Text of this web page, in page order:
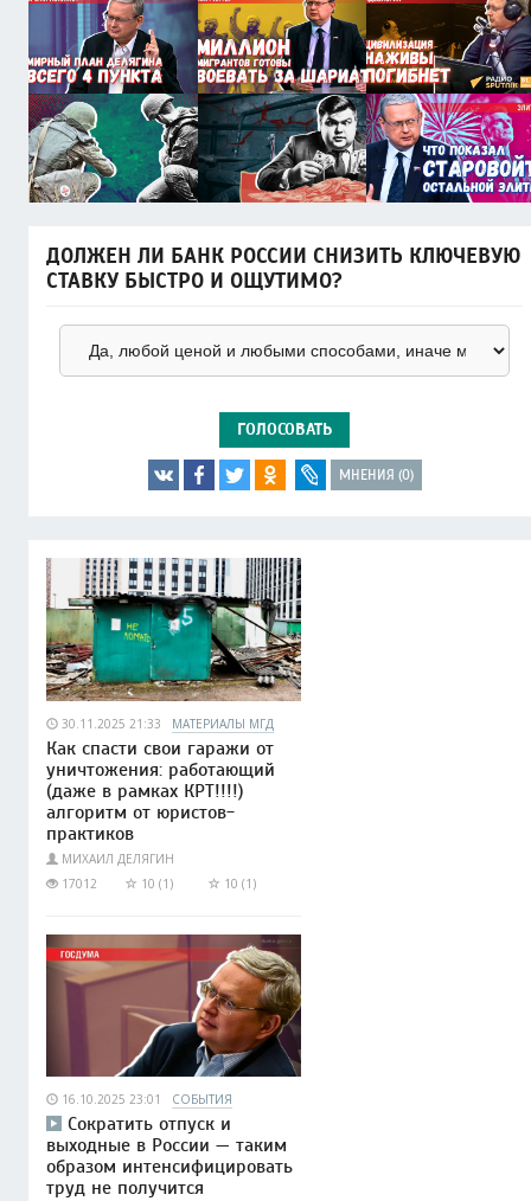
ДОЛЖЕН ЛИ БАНК РОССИИ СНИЗИТЬ КЛЮЧЕВУЮ
СТАВКУ БЫСТРО И ОЩУТИМО?
ГОЛОСОВАТЬ
МНЕНИЯ (0)
30.11.2025 21:33 МАТЕРИАЛЫ МГД
Как спасти свои гаражи от
уничтожения: работающий
(даже в рамках КРТ!!!!)
алгоритм от юристов-
практиков
МИХАИЛ ДЕЛЯГИН
17012
10 (1) 10 (1)
16.10.2025 23:01 СОБЫТИЯ
Сократить отпуск и
выходные в России — таким
образом интенсифицировать
труд не получится